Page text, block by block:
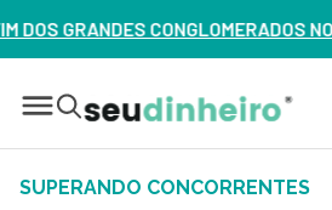
NO BRASIL? VEJA ERROS DE 3
SUPERANDO CONCORRENTES